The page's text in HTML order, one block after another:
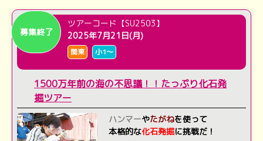
募集終了
ツアーコード【SU2503】
2025年7月21日(月)
関東 小1～
1500万年前の海の不思議！！たっぷり化石発
掘ツアー
ハンマーやたがねを使って
本格的な化石発掘に挑戦だ！